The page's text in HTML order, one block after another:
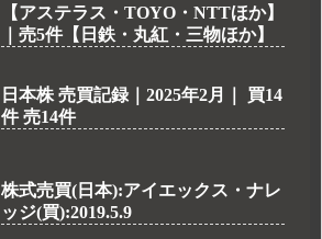
【アステラス・TOYO・NTTほか】
｜売5件【日鉄・丸紅・三物ほか】
日本株 売買記録｜2025年2月｜ 買14
件 売14件
株式売買(日本):アイエックス・ナレ
ッジ(買):2019.5.9